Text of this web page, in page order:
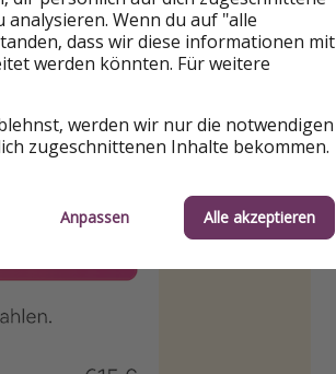
Wenn du auf "alle
dass wir diese informationen mit
werden könnten. Für weitere
werden wir nur die notwendigen
zugeschnittenen Inhalte bekommen.
Anpassen Alle akzeptieren